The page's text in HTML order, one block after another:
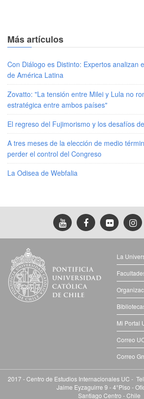
Más artículos
Con Diálogo es Distinto: Expertos analizan
de América Latina
Zovatto: "La tensión entre Milei y Lula no
estratégica entre ambos países"
El regreso del Fujimorismo y los desafíos
A tres meses de la elección de medio
perder el control del Congreso
La Odisea de Webfalia
La
Mi Portal
Correo
Correo
2017 - Centro de Estudios Internacionales UC -
Jaime Eyzaguirre 9 - 4°Piso -
Santiago Centro - Chile